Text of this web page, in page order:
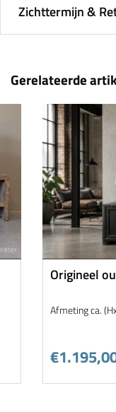
Zichttermijn &
Gerelateerde
Origineel
Afmeting ca.